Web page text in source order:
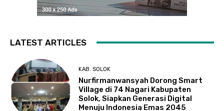
LATEST ARTICLES
KAB. SOLOK
Nurfirmanwansyah Dorong Smart
Village di 74 Nagari Kabupaten
Solok, Siapkan Generasi Digital
Menuju Indonesia Emas 2045